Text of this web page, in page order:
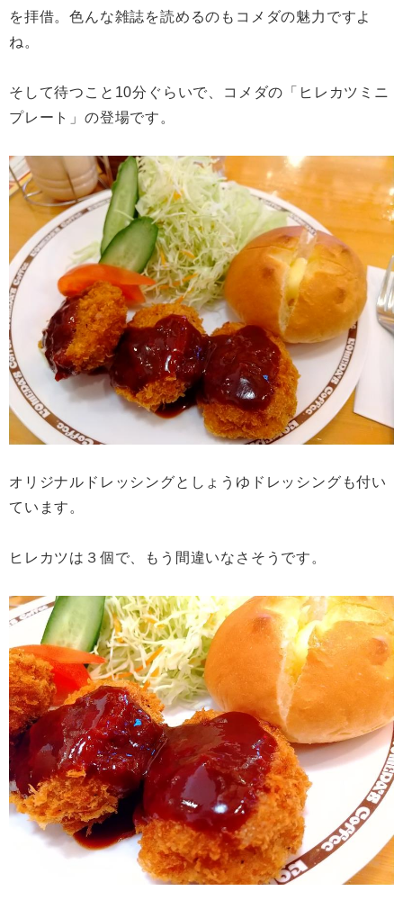
を拝借。色んな雑誌を読めるのもコメダの魅力ですよ
ね。
そして待つこと10分ぐらいで、コメダの「ヒレカツミニ
プレート」の登場です。
オリジナルドレッシングとしょうゆドレッシングも付い
ています。
ヒレカツは３個で、もう間違いなさそうです。